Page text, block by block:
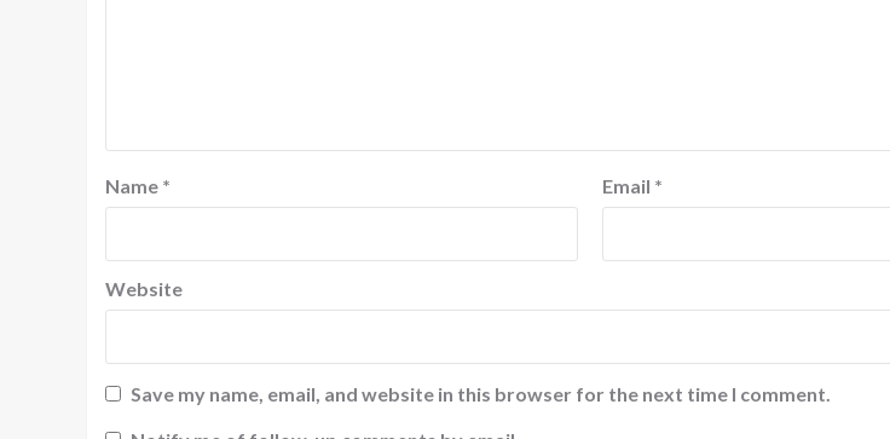
Name * Email *
Website
Save my name, email, and website in this browser for the next time I comment.